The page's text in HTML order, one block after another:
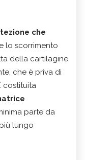
che
lo scorrimento
della cartilagine
che è priva di
costituita
parte da
lungo